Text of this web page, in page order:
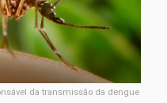
da transmissão da dengue